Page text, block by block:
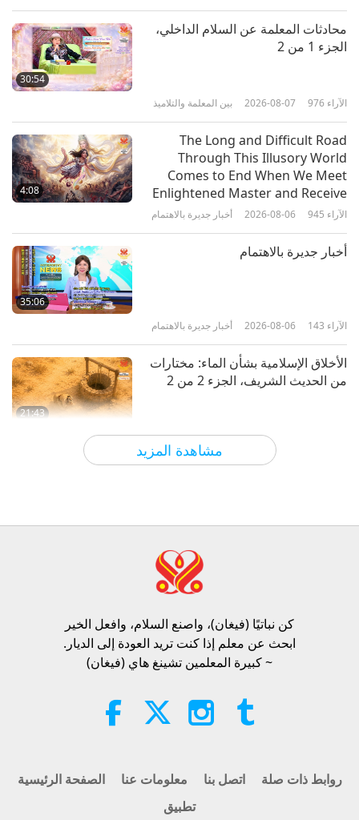
أسطورة التنس السويسرية روجيه
دولوريس هويرتا: ناشطة أمريكية للدفاع
عن الحقوق المدنية
الآراء
2018-10-31 الآراء
مشاهدة المزيد
30:54
محادثات المعلمة عن السلام الداخلي،
الجزء 1 من 2
بين المعلمة والتلاميذ 2026-08-07 976 الآراء
4:08
The Long and Difficult Road
Through This Illusory World
Comes to End When We Meet
Enlightened Master and Receive
Initiation
أخبار جديرة بالاهتمام 2026-08-06 945 الآراء
35:06
أخبار جديرة بالاهتمام
أخبار جديرة بالاهتمام 2026-08-06 143 الآراء
21:43
الأخلاق الإسلامية بشأن الماء: مختارات
من الحديث الشريف، الجزء 2 من 2
كلمات من الحكمة 2026-08-06
19:47
النخبة النباتية
محادثات المعلمة عن السلام الداخلي،
بين المعلمة والتلاميذ 2026-08-06
Spanish court upholds rights of
vegan meat producer in legal
أخبار جديرة بالاهتمام 2026-08-06 431 الآراء
كن نباتيًا (فيغان)، واصنع السلام، وافعل الخير​
ابحث عن معلم إذا كنت تريد العودة إلى الديار.
~ كبيرة المعلمين تشينغ هاي (فيغان)
الصفحة الرئيسية معلومات عنا اتصل بنا
روابط ذات صلة
تطبيق